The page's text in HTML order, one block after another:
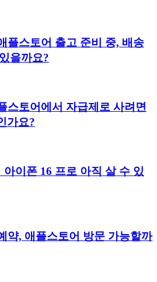
플스토어 출고 준비 중, 배송
을까요?
스토어에서 자급제로 사려면
가요?
이폰 16 프로 아직 살 수 있
약, 애플스토어 방문 가능할까